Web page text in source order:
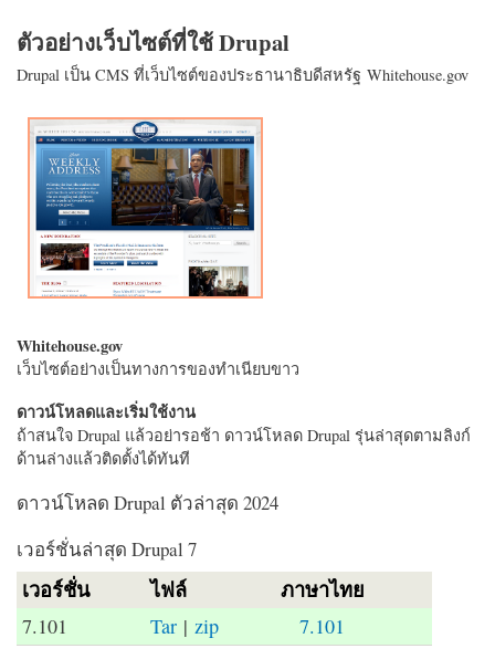
ตัวอย่างเว็บไซต์ที่ใช้ Drupal
Drupal เป็น CMS ที่เว็บไซต์ของประธานาธิบดีสหรัฐ Whitehouse.gov
Whitehouse.gov
เว็บไซต์อย่างเป็นทางการของทำเนียบขาว
ดาวน์โหลดและเริ่มใช้งาน
ถ้าสนใจ Drupal แล้วอย่ารอช้า ดาวน์โหลด Drupal รุ่นล่าสุดตามลิงก์
ด้านล่างแล้วติดตั้งได้ทันที
ดาวน์โหลด Drupal ตัวล่าสุด 2024
เวอร์ชั่นล่าสุด Drupal 7
เวอร์ชั่น ไฟล์ ภาษาไทย
7.101 Tar |zip 7.101